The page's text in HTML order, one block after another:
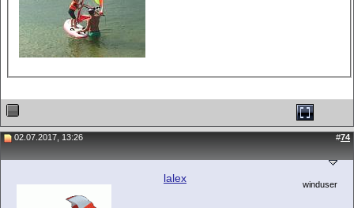
02.07.2017, 13:26 #74
lalex winduser